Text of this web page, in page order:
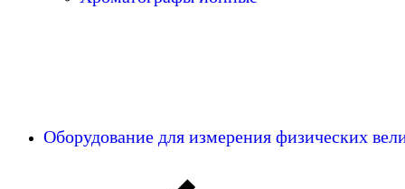
Оборудование для измерения физических